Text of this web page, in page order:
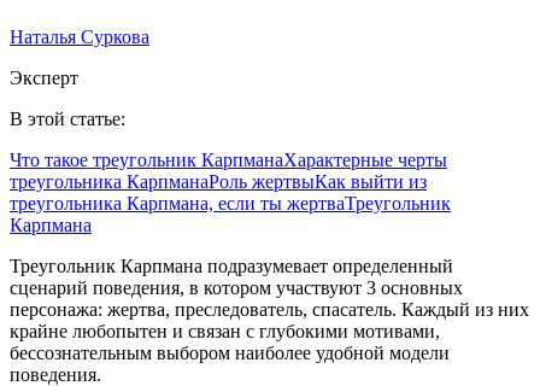
Наталья Суркова
Эксперт
В этой статье:
Что такое треугольник КарпманаХарактерные черты
треугольника КарпманаРоль жертвыКак выйти из
треугольника Карпмана, если ты жертваТреугольник
Карпмана
Треугольник Карпмана подразумевает определенный
сценарий поведения, в котором участвуют 3 основных
персонажа: жертва, преследователь, спасатель. Каждый из них
крайне любопытен и связан с глубокими мотивами,
бессознательным выбором наиболее удобной модели
поведения.